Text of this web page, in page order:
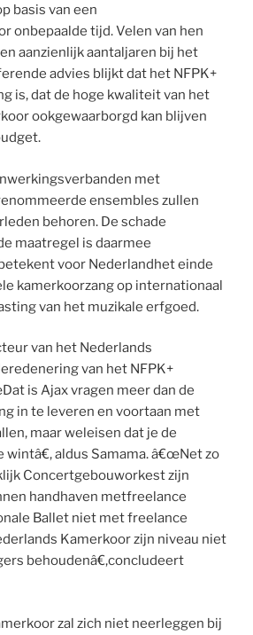
basis van een
onbepaalde tijd. Velen van hen
aanzienlijk aantaljaren bij het
advies blijkt dat het NFPK+
is, dat de hoge kwaliteit van het
ookgewaarborgd kan blijven
met
ensembles zullen
behoren. De schade
maatregel is daarmee
voor Nederlandhet einde
kamerkoorzang op internationaal
van het muzikale erfgoed.
van het Nederlands
van het NFPK+
is Ajax vragen meer dan de
in te leveren en voortaan met
maar weleisen dat je de
wintâ€, aldus Samama. â€œNet zo
Concertgebouworkest zijn
handhaven metfreelance
Ballet niet met freelance
Kamerkoor zijn niveau niet
behoudenâ€,concludeert
zal zich niet neerleggen bij